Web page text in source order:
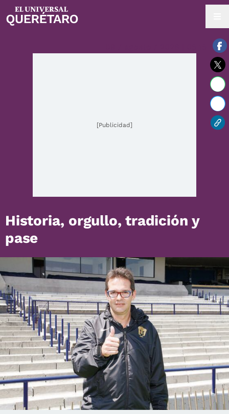
09 / agosto / 2026 | 05:15 hrs.
[Publicidad]
Historia, orgullo, tradición y
pase